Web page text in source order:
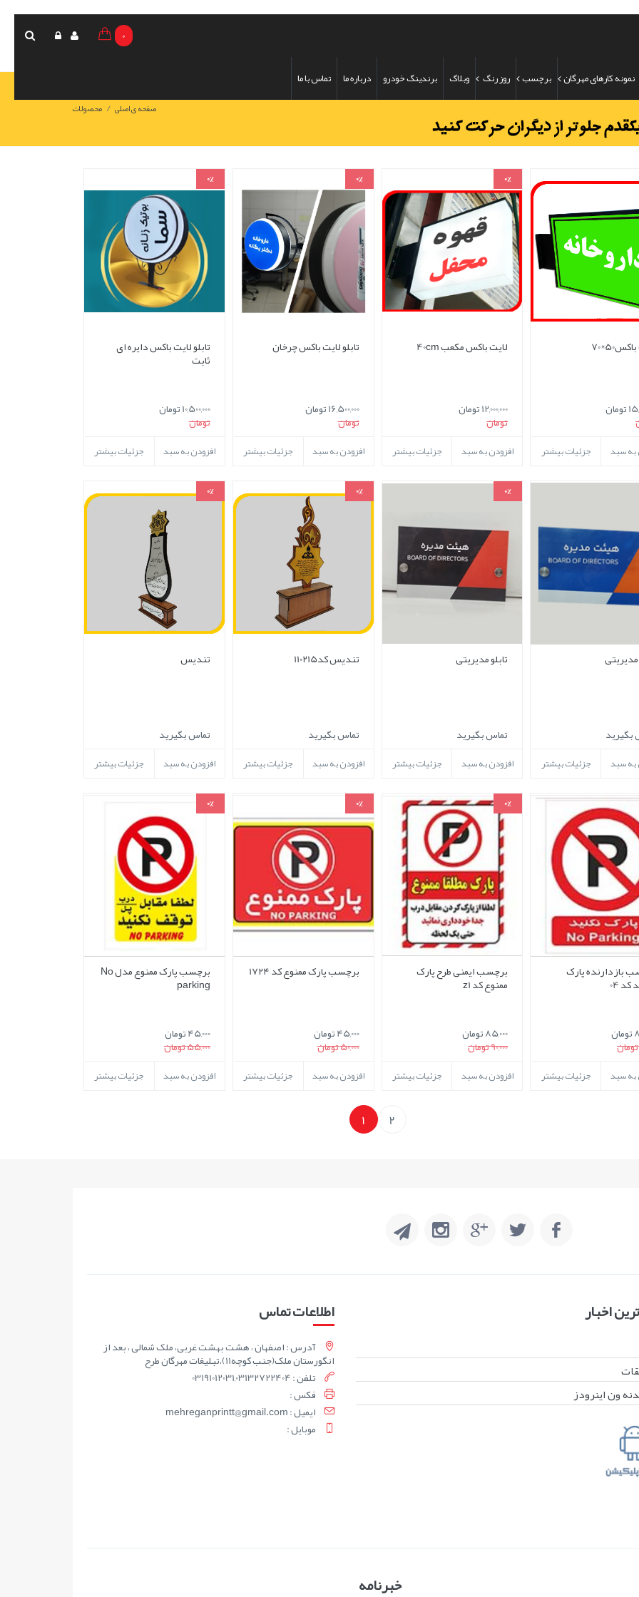
نمونه کارهای مهرگان برچسب روز رنگ وبلاگ برندینگ خودرو درباره ما تماس با ما
0
صفحه ی اصلی / محصولات
به سبد جزئیات بیشتر
0%
لایت باکس مکعب 40cm
12,000,000 تومان
تومان
افزودن به سبد جزئیات بیشتر
0%
تابلو لایت باکس چرخان
16,500,000 تومان
تومان
افزودن به سبد جزئیات بیشتر
0%
تابلو لایت باکس دایره ای
ثابت
10,500,000 تومان
تومان
افزودن به سبد جزئیات بیشتر
مدیریتی
بگیرید
به سبد جزئیات بیشتر
0%
تابلو مدیریتی
تماس بگیرید
افزودن به سبد جزئیات بیشتر
0%
تندیس کد110215
تماس بگیرید
افزودن به سبد جزئیات بیشتر
0%
تندیس
تماس بگیرید
افزودن به سبد جزئیات بیشتر
بازدارنده پارک
04
به سبد جزئیات بیشتر
0%
برچسب ایمنی طرح پارک
ممنوع کد z1
85,000 تومان
90,000 تومان
افزودن به سبد جزئیات بیشتر
0%
برچسب پارک ممنوع کد 1724
45,000 تومان
50,000 تومان
افزودن به سبد جزئیات بیشتر
0%
برچسب پارک ممنوع مدل No
parking
45,000 تومان
55,000 تومان
افزودن به سبد جزئیات بیشتر
1 2
اخبار
ون اینرودز
اطلاعات تماس
آدرس : اصفهان ، هشت بهشت غربی، ملک شمالی ، بعد از
انگورستان ملک(جنب کوچه11)،تبلیغات مهرگان طرح
تلفن : 03191012031,03132722404
فکس :
ايميل : mehreganprintt@gmail.com
موبايل :
خبرنامه